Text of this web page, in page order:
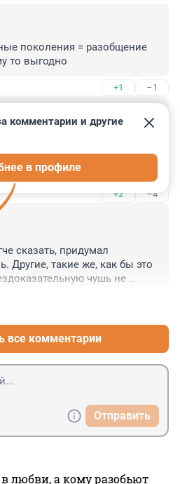
поколения = разобщение
то выгодно
+1 –1
на поколениях и
слишком много внимания
как будто избранные
+2 –4
комментарии и другие
в профиле
сказать, придумал
Другие, такие же, как бы это
чушь не
все комментарии
Отправить
любви, а кому разобьют